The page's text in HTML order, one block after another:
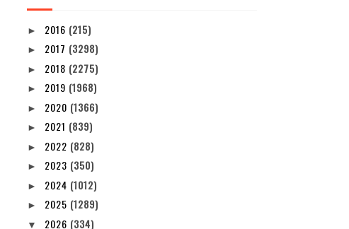
► 2016 (215)
► 2017 (3298)
► 2018 (2275)
► 2019 (1968)
► 2020 (1366)
► 2021 (839)
► 2022 (828)
► 2023 (350)
► 2024 (1012)
► 2025 (1289)
▼ 2026 (334)